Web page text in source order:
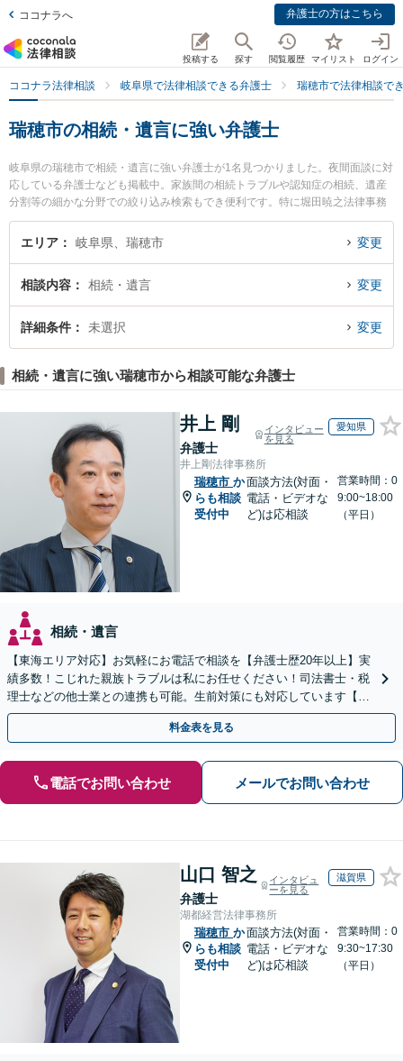
ココナラへ 弁護士の方はこちら
投稿する 探す 閲覧履歴 マイリスト ログイン
ココナラ法律相談 岐阜県で法律相談できる弁護士 瑞穂市で法律相談で
瑞穂市の相続・遺言に強い弁護士
岐阜県の瑞穂市で相続・遺言に強い弁護士が1名見つかりました。夜間面談に対
応している弁護士なども掲載中。家族間の相続トラブルや認知症の相続、遺産
分割等の細かな分野での絞り込み検索もでき便利です。特に堀田暁之法律事務
所の堀田 暁之弁護士のプロフィール情報や弁護士費用、強みなどが注目されて
います。『瑞穂市で土日や夜間に発生した相続・遺言のトラブルを今すぐに弁
に相談予約したい』などでお困りの相談者さんにおすすめです。
エリア 岐阜県、瑞穂市 変更
相談内容 相続・遺言 変更
詳細条件 未選択 変更
相続・遺言に強い瑞穂市から相談可能な弁護士
井上 剛
弁護士
インタビュー
を見る
愛知県
井上剛法律事務所
瑞穂市 か
らも相談
受付中
面談方法(対面・
電話・ビデオな
ど)は応相談
営業時間：0
9:00~18:00
（平日）
相続・遺言
【東海エリア対応】お気軽にお電話で相談を【弁護士歴20年以上】実
績多数！こじれた親族トラブルは私にお任せください！司法書士・税
理士などの他士業との連携も可能。生前対策にも対応しています【夜
間・休日面談可】【完全個室・秘密厳守】
料金表を見る
電話でお問い合わせ メールでお問い合わせ
山口 智之
弁護士
インタビュ
ーを見る
滋賀県
湖都経営法律事務所
瑞穂市 か
らも相談
受付中
面談方法(対面・
電話・ビデオな
ど)は応相談
営業時間：0
9:30~17:30
（平日）